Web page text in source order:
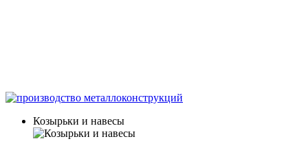
Козырьки и навесы